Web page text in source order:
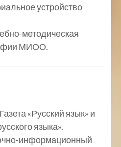
устройство
методическая
МИОО.
«Русский язык» и
языка».
информационный